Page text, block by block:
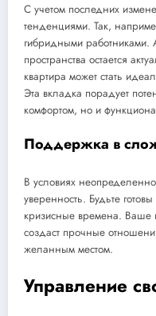
С учетом последних
тенденциями. Так,
гибридными работниками.
пространства остается
квартира может стать
Эта вкладка порадует
комфортом, но и
Поддержка в
В условиях
уверенность. Будьте
кризисные времена. Ваше
создаст прочные
желанным местом.
Управление